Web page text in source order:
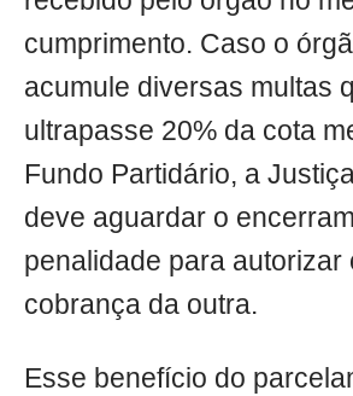
cumprimento. Caso o
acumule diversas multas
ultrapasse 20% da cota
Fundo Partidário, a
deve aguardar o
penalidade para autorizar
cobrança da outra.
Esse benefício do